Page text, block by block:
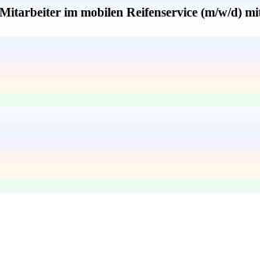
im mobilen Reifenservice (m/w/d)